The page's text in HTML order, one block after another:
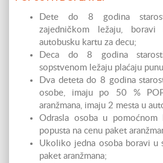
Dete do 8 godina
zajedničkom ležaju, boravi
autobusku kartu za decu;
Deca do 8 godina
sopstvenom ležaju plaćaju
Dva deteta do 8 godina
osobe, imaju po 50 %
aranžmana, imaju 2 mesta u
Odrasla osoba u
popusta na cenu paket
Ukoliko jedna osoba boravi u
paket aranžmana;